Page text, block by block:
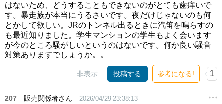
はないため、どうすることもできないのがとても歯痒いで
す。暴走族が本当にうるさいです。夜だけじゃないのも何
とかして欲しい。JRのトンネル出るときに汽笛を鳴らすの
も最近知りました。学生マンションの学生もよく会います
が今のところ騒がしいというのはないです。何か良い騒音
対策ありますでしょうか。。
非表示 投稿する 参考になる! 1
207 販売関係者さん 2026/04/29 23:38:13